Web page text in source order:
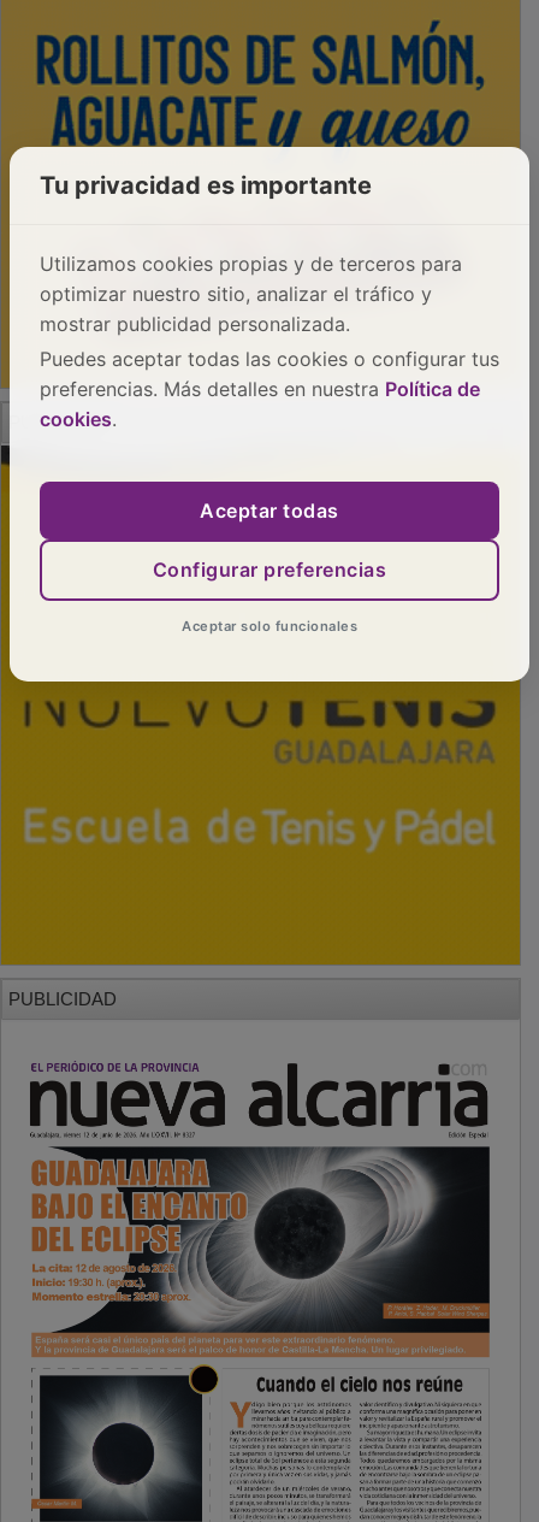
PUBLICIDAD
Tu privacidad es importante
Utilizamos cookies propias y de terceros para
optimizar nuestro sitio, analizar el tráfico y
mostrar publicidad personalizada.
Puedes aceptar todas las cookies o configurar tus
preferencias. Más detalles en nuestra Política de
cookies.
Aceptar todas
Configurar preferencias
Aceptar solo funcionales